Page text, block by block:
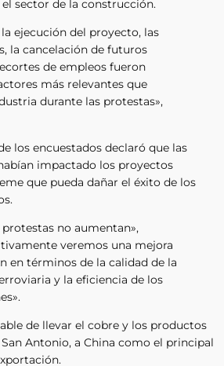
sector de la construcción.
ejecución del proyecto, las
la cancelación de futuros
de empleos fueron
más relevantes que
durante las protestas»,
los encuestados declaró que las
impactado los proyectos
que pueda dañar el éxito de los
no aumentan»,
veremos una mejora
en términos de la calidad de la
y la eficiencia de los
de llevar el cobre y los productos
Antonio, a China como el principal